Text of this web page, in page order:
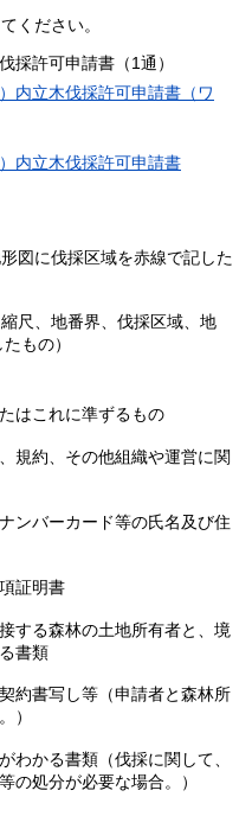
ください。
採許可申請書（1通）
内立木伐採許可申請書（ワ
内立木伐採許可申請書
図に伐採区域を赤線で記した
尺、地番界、伐採区域、地
もの）
はこれに準ずるもの
規約、その他組織や運営に関
ンバーカード等の氏名及び住
証明書
する森林の土地所有者と、境
書類
約書写し等（申請者と森林所
）
わかる書類（伐採に関して、
の処分が必要な場合。）